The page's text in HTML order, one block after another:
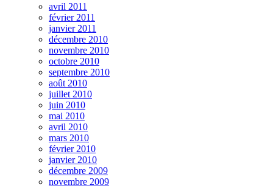
avril 2011
février 2011
janvier 2011
décembre 2010
novembre 2010
octobre 2010
septembre 2010
août 2010
juillet 2010
juin 2010
mai 2010
avril 2010
mars 2010
février 2010
janvier 2010
décembre 2009
novembre 2009